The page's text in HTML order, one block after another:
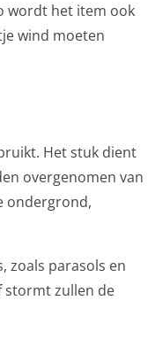
wordt het item ook
wind moeten
Het stuk dient
overgenomen van
ondergrond,
zoals parasols en
stormt zullen de